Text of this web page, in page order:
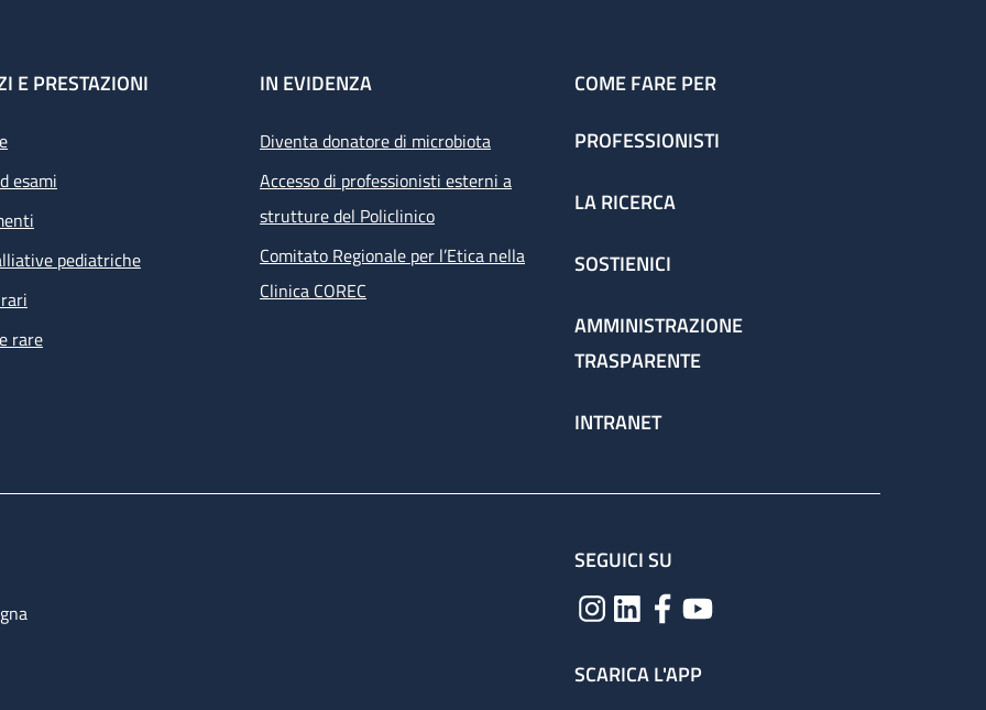
E PRESTAZIONI
esami
pediatriche
rare
IN EVIDENZA
Diventa donatore di microbiota
Accesso di professionisti esterni a
strutture del Policlinico
Comitato Regionale per l’Etica nella
Clinica COREC
COME FARE PER
PROFESSIONISTI
LA RICERCA
SOSTIENICI
AMMINISTRAZIONE
TRASPARENTE
INTRANET
SEGUICI SU
SCARICA L'APP